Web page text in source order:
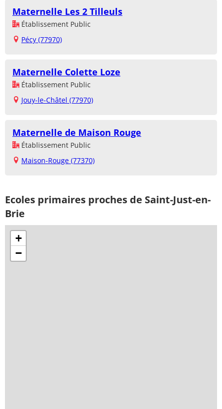
Maternelle Les 2 Tilleuls
Établissement Public
Pécy (77970)
Maternelle Colette Loze
Établissement Public
Jouy-le-Châtel (77970)
Maternelle de Maison Rouge
Établissement Public
Maison-Rouge (77370)
Ecoles primaires proches de Saint-Just-en-
Brie
+
−